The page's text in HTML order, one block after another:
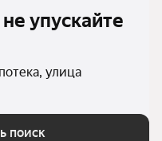
упускайте
улица
поиск